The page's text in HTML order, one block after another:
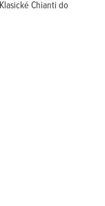
Chianti do